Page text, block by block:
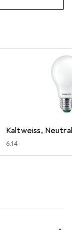
Kaltweiss,
EUR
6,14